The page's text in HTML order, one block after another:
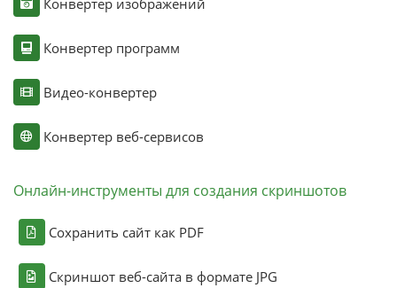
Конвертер программ
Видео-конвертер
Конвертер веб-сервисов
Онлайн-инструменты для создания скриншотов
Сохранить сайт как PDF
Скриншот веб-сайта в формате JPG